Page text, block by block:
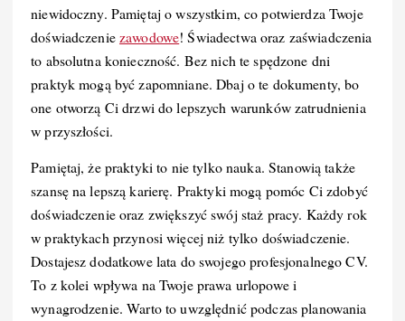
niewidoczny. Pamiętaj o wszystkim, co potwierdza Twoje
doświadczeniezawodowe! Świadectwa oraz zaświadczenia
to absolutna konieczność. Bez nich te spędzone dni
praktyk mogą być zapomniane. Dbaj o te dokumenty, bo
one otworzą Ci drzwi do lepszych warunków zatrudnienia
w przyszłości.
Pamiętaj, że praktyki to nie tylko nauka. Stanowią także
szansę na lepszą karierę. Praktyki mogą pomóc Ci zdobyć
doświadczenie oraz zwiększyć swój staż pracy. Każdy rok
w praktykach przynosi więcej niż tylko doświadczenie.
Dostajesz dodatkowe lata do swojego profesjonalnego CV.
To z kolei wpływa na Twoje prawa urlopowe i
wynagrodzenie. Warto to uwzględnić podczas planowania